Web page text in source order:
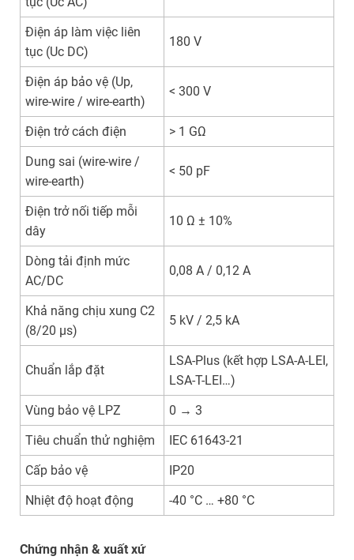
Điện áp làm việc liên
tục (Uc DC)
180 V
Điện áp bảo vệ (Up,
wire-wire / wire-earth)
< 300 V
Điện trở cách điện
> 1 GΩ
Dung sai (wire-wire /
wire-earth)
< 50 pF
Điện trở nối tiếp mỗi
dây
10 Ω ± 10%
Dòng tải định mức
AC/DC
0,08 A / 0,12 A
Khả năng chịu xung C2
(8/20 µs)
5 kV / 2,5 kA
Chuẩn lắp đặt
LSA-Plus (kết hợp LSA-A-LEI,
LSA-T-LEI…)
Vùng bảo vệ LPZ
0 → 3
Tiêu chuẩn thử nghiệm
IEC 61643-21
Cấp bảo vệ
IP20
Nhiệt độ hoạt động
-40 °C … +80 °C
Chứng nhận & xuất xứ